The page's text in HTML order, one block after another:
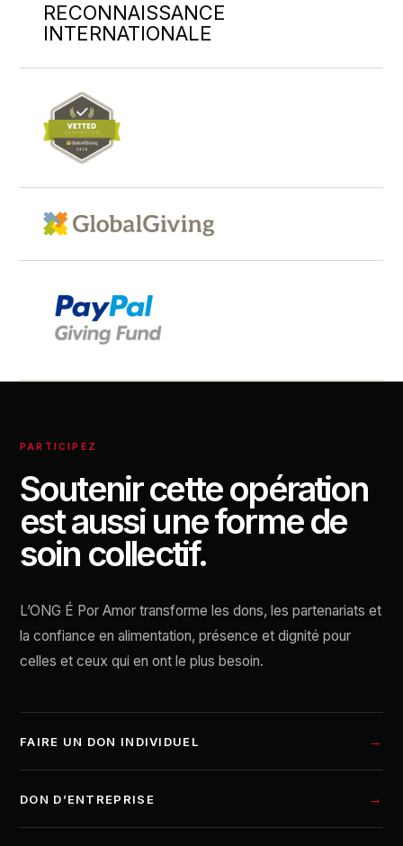
RECONNAISSANCE
INTERNATIONALE
PARTICIPEZ
Soutenir cette opération
est aussi une forme de
soin collectif.
L’ONG É Por Amor transforme les dons, les partenariats et
la confiance en alimentation, présence et dignité pour
celles et ceux qui en ont le plus besoin.
FAIRE UN DON INDIVIDUEL
DON D’ENTREPRISE